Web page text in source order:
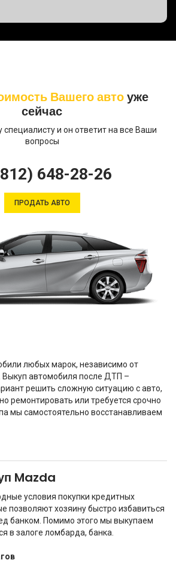
Вашего автоуже
сейчас
и он ответит на все Ваши
вопросы
648-28-26
ПРОДАТЬ АВТО
любых марок, независимо от
Выкуп автомобиля после ДТП –
решить сложную ситуацию с авто,
ремонтировать или требуется срочно
мы самостоятельно восстанавливаем
Mazda
условия покупки кредитных
позволяют хозяину быстро избавиться
банком. Помимо этого мы выкупаем
в залоге ломбарда, банка.